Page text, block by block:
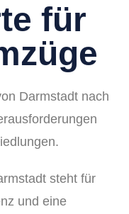
für
Darmstadt nach
steht für
und eine